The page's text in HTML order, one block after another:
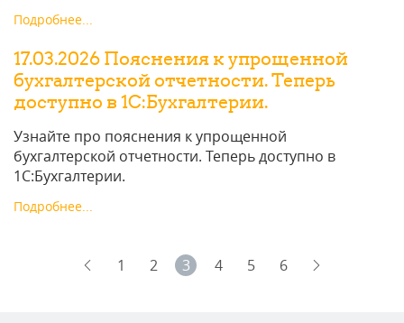
Подробнее...
17.03.2026 Пояснения к упрощенной
бухгалтерской отчетности. Теперь
доступно в 1С:Бухгалтерии.
Узнайте про пояснения к упрощенной
бухгалтерской отчетности. Теперь доступно в
1С:Бухгалтерии.
Подробнее...
1 2 3 4 5 6